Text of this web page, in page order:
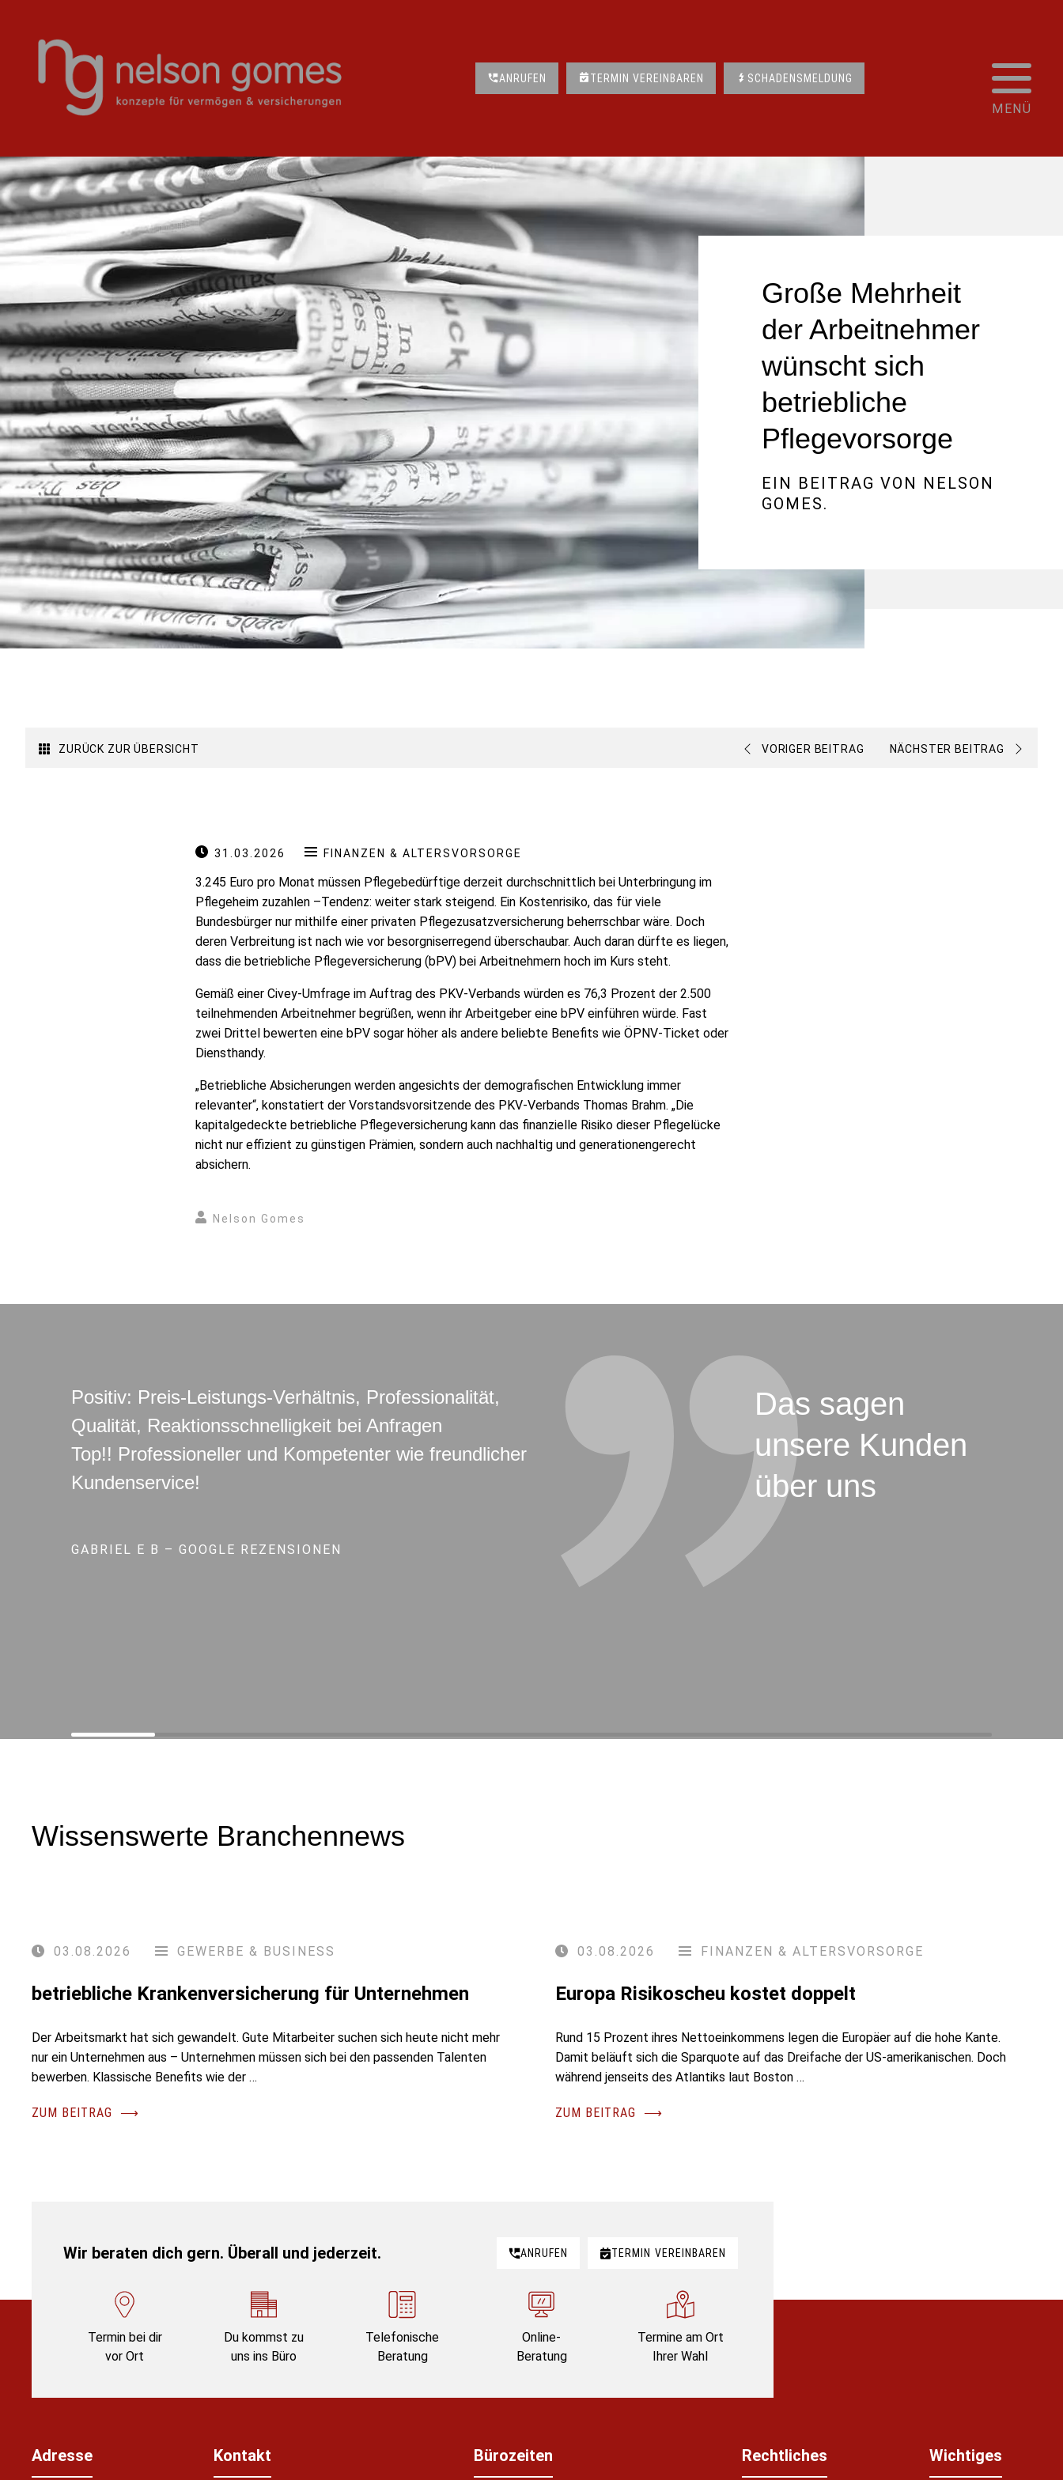
ANRUFEN TERMIN VEREINBAREN SCHADENSMELDUNG
Große Mehrheit
der Arbeitnehmer
wünscht sich
betriebliche
Pflegevorsorge
EIN BEITRAG VON NELSON
GOMES.
ZURÜCK ZUR ÜBERSICHT VORIGER BEITRAG NÄCHSTER BEITRAG
31.03.2026 FINANZEN & ALTERSVORSORGE
3.245 Euro pro Monat müssen Pflegebedürftige derzeit durchschnittlich bei Unterbringung im
Pflegeheim zuzahlen –Tendenz: weiter stark steigend. Ein Kostenrisiko, das für viele
Bundesbürger nur mithilfe einer privaten Pflegezusatzversicherung beherrschbar wäre. Doch
deren Verbreitung ist nach wie vor besorgniserregend überschaubar. Auch daran dürfte es liegen,
dass die betriebliche Pflegeversicherung (bPV) bei Arbeitnehmern hoch im Kurs steht.
Gemäß einer Civey-Umfrage im Auftrag des PKV-Verbands würden es 76,3 Prozent der 2.500
teilnehmenden Arbeitnehmer begrüßen, wenn ihr Arbeitgeber eine bPV einführen würde. Fast
zwei Drittel bewerten eine bPV sogar höher als andere beliebte Benefits wie ÖPNV-Ticket oder
Diensthandy.
„Betriebliche Absicherungen werden angesichts der demografischen Entwicklung immer
relevanter“, konstatiert der Vorstandsvorsitzende des PKV-Verbands Thomas Brahm. „Die
kapitalgedeckte betriebliche Pflegeversicherung kann das finanzielle Risiko dieser Pflegelücke
nicht nur effizient zu günstigen Prämien, sondern auch nachhaltig und generationengerecht
absichern.
Nelson Gomes
Das sagen
unsere Kunden
über uns
Positiv: Preis-Leistungs-Verhältnis, Professionalität,
Qualität, Reaktionsschnelligkeit bei Anfragen
Top!! Professioneller und Kompetenter wie freundlicher
Kundenservice!
GABRIEL E B – GOOGLE REZENSIONEN
Wissenswerte Branchennews
03.08.2026 GEWERBE & BUSINESS
betriebliche Krankenversicherung für Unternehmen
Der Arbeitsmarkt hat sich gewandelt. Gute Mitarbeiter suchen sich heute nicht mehr
nur ein Unternehmen aus – Unternehmen müssen sich bei den passenden Talenten
bewerben. Klassische Benefits wie der …
ZUM BEITRAG ⟶
03.08.2026 FINANZEN & ALTERSVORSORGE
Europa Risikoscheu kostet doppelt
Rund 15 Prozent ihres Nettoeinkommens legen die Europäer auf die hohe Kante.
Damit beläuft sich die Sparquote auf das Dreifache der US-amerikanischen. Doch
während jenseits des Atlantiks laut Boston …
ZUM BEITRAG ⟶
Wir beraten dich gern. Überall und jederzeit. ANRUFEN TERMIN VEREINBAREN
Termin bei dir
vor Ort
Du kommst zu
uns ins Büro
Telefonische
Beratung
Online-
Beratung
Termine am Ort
Ihrer Wahl
Adresse Kontakt Bürozeiten Rechtliches Wichtiges